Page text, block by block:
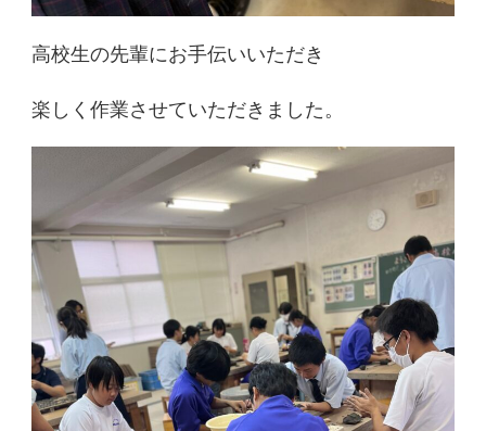
高校生の先輩にお手伝いいただき
楽しく作業させていただきました。